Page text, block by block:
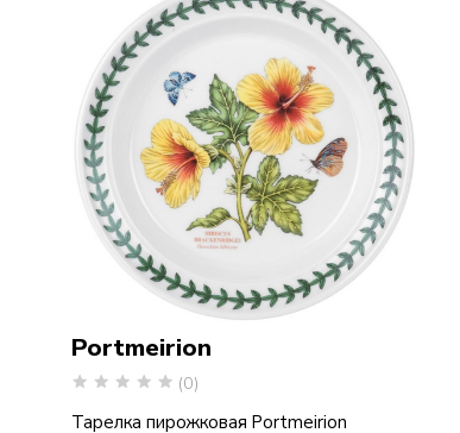
Portmeirion
(0)
Тарелка пирожковая Portmeirion